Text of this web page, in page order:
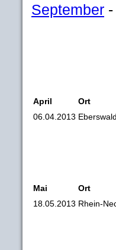
September -
April Ort
06.04.2013
Mai Ort
18.05.2013 Rhein-